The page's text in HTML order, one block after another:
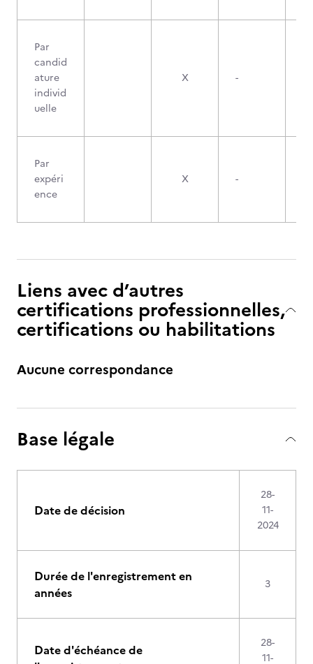
Par
candid
ature
individ
uelle
X -
Par
expéri
ence
X -
Liens avec d’autres
certifications professionnelles,
certifications ou habilitations
Aucune correspondance
Base légale
Date de décision
28-
11-
2024
Durée de l'enregistrement en
années
3
Date d'échéance de
28-
11-